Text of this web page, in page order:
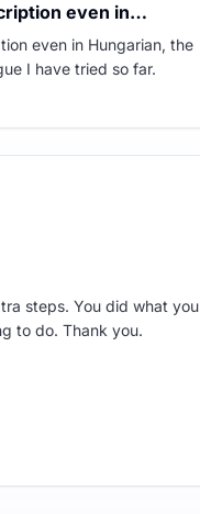
even in…
even in Hungarian, the
I have tried so far.
steps. You did what you
to do. Thank you.